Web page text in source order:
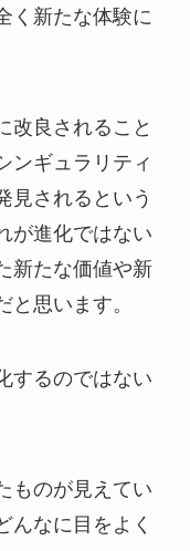
く新たな体験に
改良されること
ンギュラリティ
見されるという
が進化ではない
新たな価値や新
思います。
するのではない
ものが見えてい
んなに目をよく